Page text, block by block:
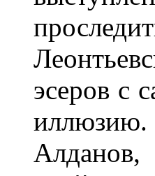
эсеров с
Алданов,